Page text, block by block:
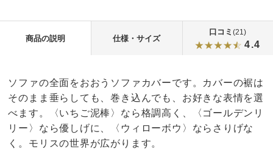
商品の説明 仕様・サイズ
口コミ(21)
4.4
ソファの全面をおおうソファカバーです。カバーの裾は
そのまま垂らしても、巻き込んでも、お好きな表情を選
べます。〈いちご泥棒〉なら格調高く、〈ゴールデンリ
リー〉なら優しげに、〈ウィローボウ〉ならさりげな
く。モリスの世界が広がります。